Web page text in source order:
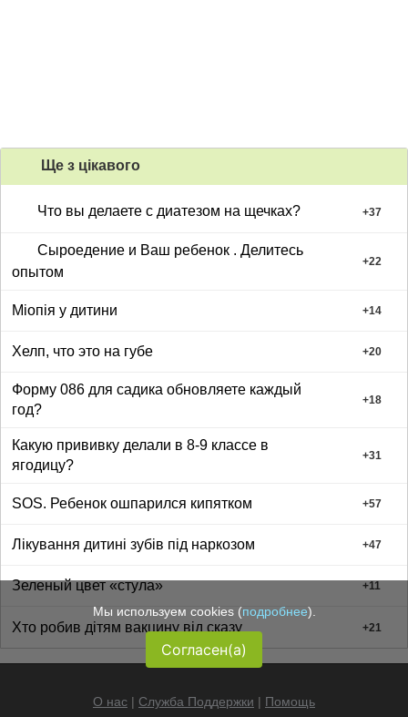
Ще з цiкавого
Что вы делаете с диатезом на щечках? +37
Сыроедение и Ваш ребенок . Делитесь
опытом
+22
Міопія у дитини +14
Хелп, что это на губе +20
Форму 086 для садика обновляете каждый
год?
+18
Какую прививку делали в 8-9 классе в
ягодицу?
+31
SOS. Ребенок ошпарился кипятком +57
Лікування дитині зубів під наркозом +47
Зеленый цвет «стула» +11
Хто робив дітям вакцину від сказу +21
О нас | Служба Поддержки | Помощь
Мы используем cookies (подробнее).
Согласен(а)